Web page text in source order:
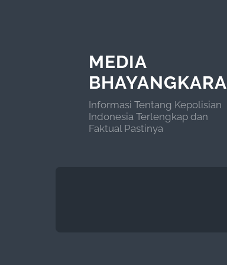
MEDIA
BHAYANGKARA
Informasi Tentang Kepolisian
Indonesia Terlengkap dan
Faktual Pastinya